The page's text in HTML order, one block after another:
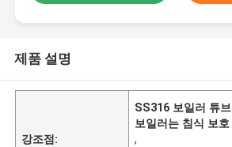
제품 설명
강조점:
SS316 보일러 튜
보일러는 침식 보
,